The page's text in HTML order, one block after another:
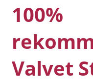
100%
Valvet